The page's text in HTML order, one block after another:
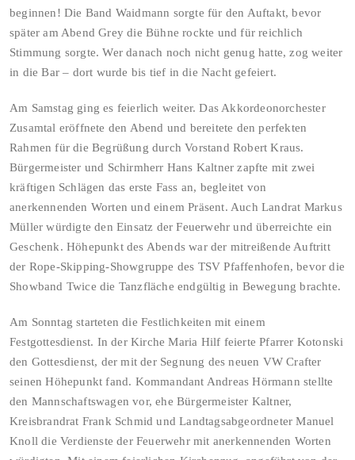
beginnen! Die Band Waidmann sorgte für den Auftakt, bevor
später am Abend Grey die Bühne rockte und für reichlich
Stimmung sorgte. Wer danach noch nicht genug hatte, zog weiter
in die Bar – dort wurde bis tief in die Nacht gefeiert.
Am Samstag ging es feierlich weiter. Das Akkordeonorchester
Zusamtal eröffnete den Abend und bereitete den perfekten
Rahmen für die Begrüßung durch Vorstand Robert Kraus.
Bürgermeister und Schirmherr Hans Kaltner zapfte mit zwei
kräftigen Schlägen das erste Fass an, begleitet von
anerkennenden Worten und einem Präsent. Auch Landrat Markus
Müller würdigte den Einsatz der Feuerwehr und überreichte ein
Geschenk. Höhepunkt des Abends war der mitreißende Auftritt
der Rope-Skipping-Showgruppe des TSV Pfaffenhofen, bevor die
Showband Twice die Tanzfläche endgültig in Bewegung brachte.
Am Sonntag starteten die Festlichkeiten mit einem
Festgottesdienst. In der Kirche Maria Hilf feierte Pfarrer Kotonski
den Gottesdienst, der mit der Segnung des neuen VW Crafter
seinen Höhepunkt fand. Kommandant Andreas Hörmann stellte
den Mannschaftswagen vor, ehe Bürgermeister Kaltner,
Kreisbrandrat Frank Schmid und Landtagsabgeordneter Manuel
Knoll die Verdienste der Feuerwehr mit anerkennenden Worten